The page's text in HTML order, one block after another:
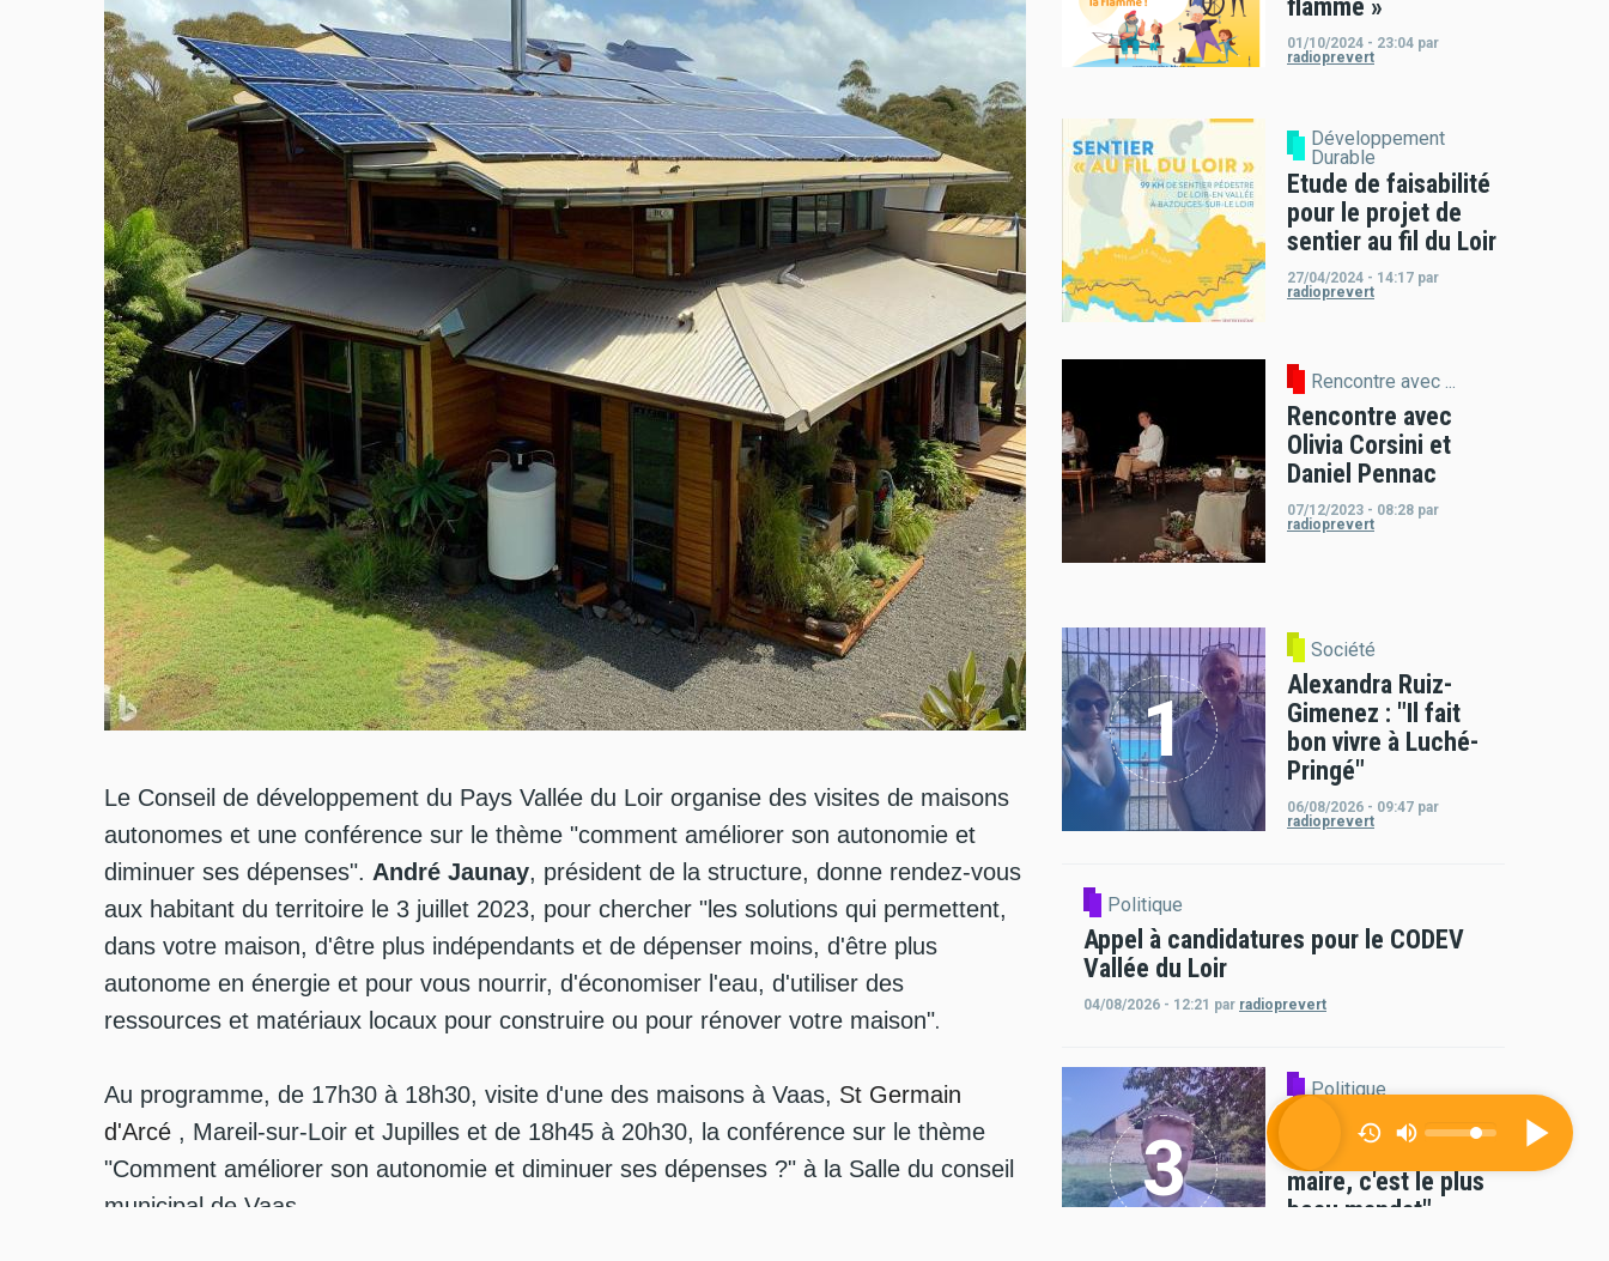
Le Conseil de développement du Pays Vallée du Loir organise des visites de maisons
autonomes et une conférence sur le thème "comment améliorer son autonomie et
diminuer ses dépenses". André Jaunay, président de la structure, donne rendez-vous
aux habitant du territoire le 3 juillet 2023, pour chercher "les solutions qui permettent,
dans votre maison, d'être plus indépendants et de dépenser moins, d'être plus
autonome en énergie et pour vous nourrir, d'économiser l'eau, d'utiliser des
ressources et matériaux locaux pour construire ou pour rénover votre maison".
Au programme, de 17h30 à 18h30, visite d'une des maisons à Vaas, St Germain
d'Arcé , Mareil-sur-Loir et Jupilles et de 18h45 à 20h30, la conférence sur le thème
"Comment améliorer son autonomie et diminuer ses dépenses ?" à la Salle du conseil
municipal de Vaas.
flamme »
01/10/2024 - 23:04 par
radioprevert
Développement
Durable
Etude de faisabilité
pour le projet de
sentier au fil du Loir
27/04/2024 - 14:17 par
radioprevert
Rencontre avec ...
Rencontre avec
Olivia Corsini et
Daniel Pennac
07/12/2023 - 08:28 par
radioprevert
Société
Alexandra Ruiz-
Gimenez : "Il fait
bon vivre à Luché-
Pringé"
06/08/2026 - 09:47 par
radioprevert
Politique
Appel à candidatures pour le CODEV
Vallée du Loir
04/08/2026 - 12:21 par radioprevert
Politique
Romain Lemoigne :
"Le mandat de
maire, c'est le plus
beau mandat"